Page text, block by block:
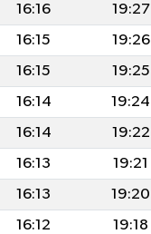
16:16 19:27
16:15 19:26
16:15 19:25
16:14 19:24
16:14 19:22
16:13 19:21
16:13 19:20
16:12 19:18